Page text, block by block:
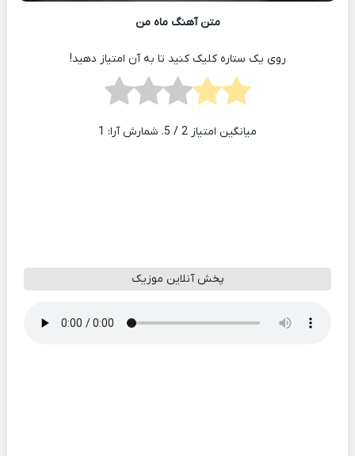
متن آهنگ ماه من
روی یک ستاره کلیک کنید تا به آن امتیاز دهید!
میانگین امتیاز 2 / 5. شمارش آرا: 1
پخش آنلاین موزیک